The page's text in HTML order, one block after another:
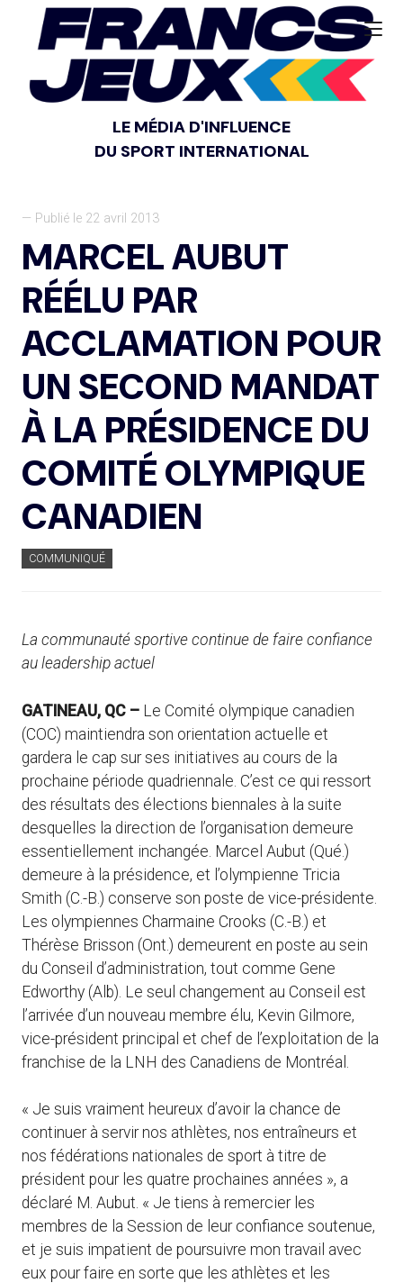
LE MÉDIA D'INFLUENCE
DU SPORT INTERNATIONAL
— Publié le 22 avril 2013
MARCEL AUBUT
RÉÉLU PAR
ACCLAMATION POUR
UN SECOND MANDAT
À LA PRÉSIDENCE DU
COMITÉ OLYMPIQUE
CANADIEN
COMMUNIQUÉ
La communauté sportive continue de faire confiance
au leadership actuel
GATINEAU, QC – Le Comité olympique canadien
(COC) maintiendra son orientation actuelle et
gardera le cap sur ses initiatives au cours de la
prochaine période quadriennale. C’est ce qui ressort
des résultats des élections biennales à la suite
desquelles la direction de l’organisation demeure
essentiellement inchangée. Marcel Aubut (Qué.)
demeure à la présidence, et l’olympienne Tricia
Smith (C.-B.) conserve son poste de vice-présidente.
Les olympiennes Charmaine Crooks (C.-B.) et
Thérèse Brisson (Ont.) demeurent en poste au sein
du Conseil d’administration, tout comme Gene
Edworthy (Alb). Le seul changement au Conseil est
l’arrivée d’un nouveau membre élu, Kevin Gilmore,
vice-président principal et chef de l’exploitation de la
franchise de la LNH des Canadiens de Montréal.
« Je suis vraiment heureux d’avoir la chance de
continuer à servir nos athlètes, nos entraîneurs et
nos fédérations nationales de sport à titre de
président pour les quatre prochaines années », a
déclaré M. Aubut. « Je tiens à remercier les
membres de la Session de leur confiance soutenue,
et je suis impatient de poursuivre mon travail avec
eux pour faire en sorte que les athlètes et les